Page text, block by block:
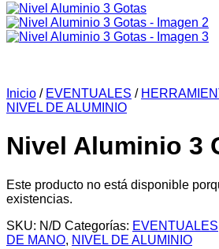
Inicio / EVENTUALES /
NIVEL DE ALUMINIO
Nivel Aluminio 3
Este producto no está disponible
existencias.
SKU: N/D Categorías: EVENTUALES
DE MANO, NIVEL DE ALUMINIO